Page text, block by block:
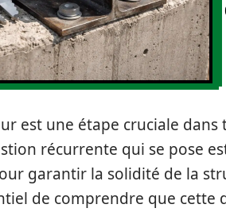
est une étape cruciale
récurrente qui se pose
garantir la solidité de la
de comprendre que cette